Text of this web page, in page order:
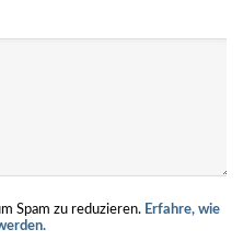
Spam zu reduzieren. Erfahre, wie